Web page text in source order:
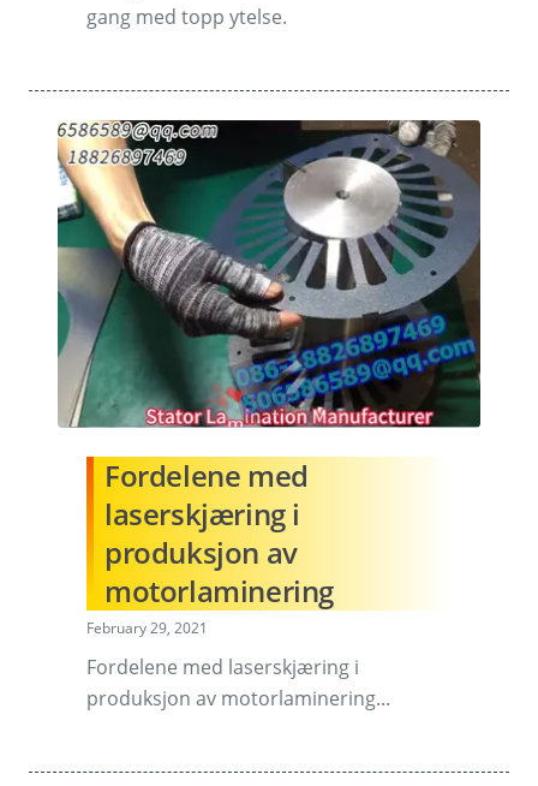
gang med topp ytelse.
Fordelene med
laserskjæring i
produksjon av
motorlaminering
February 29, 2021
Fordelene med laserskjæring i
produksjon av motorlaminering...